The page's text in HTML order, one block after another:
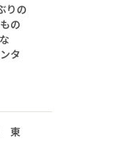
りの
の
タ
東